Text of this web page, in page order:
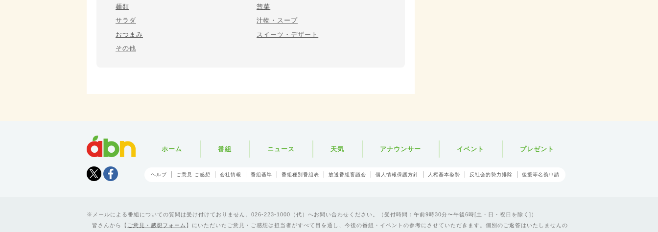
麺類
惣菜
サラダ
汁物・スープ
おつまみ
スイーツ・デザート
その他
Tweet
ホーム 番組 ニュース 天気 アナウンサー イベント プレゼント
ヘルプ ご意見 ご感想 会社情報 番組基準 番組種別番組表 放送番組審議会 個人情報保護方針 人権基本姿勢 反社会的勢力排除 後援等名義申請
メールによる番組についての質問は受け付けておりません。026-223-1000（代）へお問い合わせください。（受付時間：午前9時30分〜午後6時[土・日・祝日を除く]）
皆さんから【 ご意見・感想フォーム 】にいただいたご意見・ご感想は担当者がすべて目を通し、今後の番組・イベントの参考にさせていただきます。個別のご返答はいたしませんの